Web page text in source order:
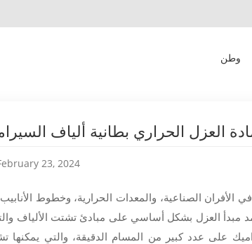
وطن
المدونة
العزل الحراري بطانية ألياف
23, 2024
الصناعية، والمعدات الحرارية، وخطوط
مبدأ العزل بشكل أساسي على مبادئ تشتت الألياف
على عدد كبير من المسام الدقيقة، والتي يمكنها